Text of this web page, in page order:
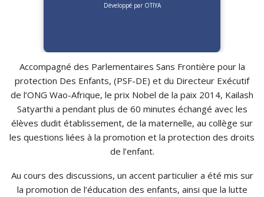
Développé par OTIYA
Accompagné des Parlementaires Sans Frontière pour la
protection Des Enfants, (PSF-DE) et du Directeur Exécutif
de l’ONG Wao-Afrique, le prix Nobel de la paix 2014, Kailash
Satyarthi a pendant plus de 60 minutes échangé avec les
élèves dudit établissement, de la maternelle, au collège sur
les questions liées à la promotion et la protection des droits
de l’enfant.
Au cours des discussions, un accent particulier a été mis sur
la promotion de l’éducation des enfants, ainsi que la lutte